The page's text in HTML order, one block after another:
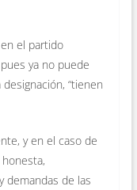
el partido
ya no puede
“tienen
y en el caso de
demandas de las